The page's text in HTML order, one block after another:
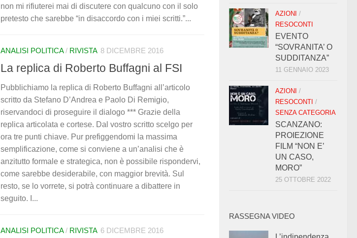
non mi rifiuterei mai di discutere con qualcuno con il solo
pretesto che sarebbe “in disaccordo con i miei scritti.”...
ANALISI POLITICA/ RIVISTA 8 DICEMBRE 2016
La replica di Roberto Buffagni al FSI
Pubblichiamo la replica di Roberto Buffagni all’articolo
scritto da Stefano D’Andrea e Paolo Di Remigio,
riservandoci di proseguire il dialogo *** Grazie della
replica articolata e cortese. Dal vostro scritto scelgo per
ora tre punti chiave. Pur prefiggendomi la massima
semplificazione, come si conviene a un’analisi che è
anzitutto formale e strategica, non è possibile rispondervi,
come sarebbe desiderabile, con maggior brevità. Sul
resto, se lo vorrete, si potrà continuare a dibattere in
seguito. I...
ANALISI POLITICA/ RIVISTA 6 DICEMBRE 2016
AZIONI /
RESOCONTI
EVENTO
“SOVRANITA’ O
SUDDITANZA”
11 GENNAIO 2023
AZIONI /
RESOCONTI /
SENZA CATEGORIA
SCANZANO:
PROIEZIONE
FILM “NON E’
UN CASO,
MORO”
25 OTTOBRE 2022
RASSEGNA VIDEO